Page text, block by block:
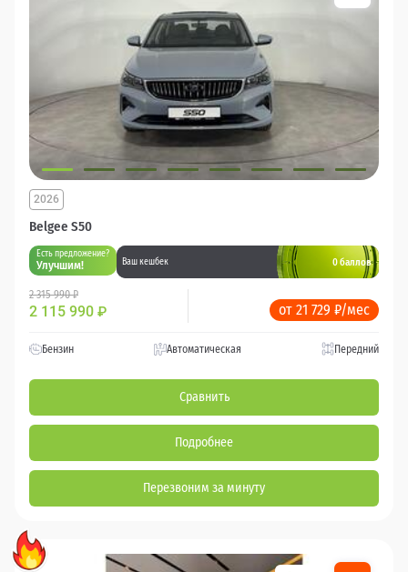
Belgee S50
2026
Есть предложение?
Улучшим! Ваш кешбек 0 баллов
2 315 990 ₽
2 115 990 ₽ от 21 729 ₽/мес
Бензин Автоматическая Передний
Сравнить
Подробнее
Перезвоним за минуту